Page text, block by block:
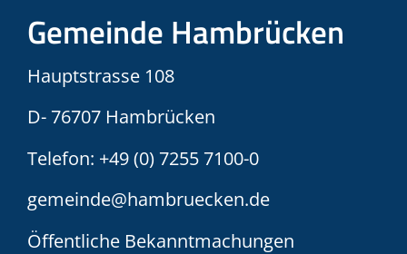
Gemeinde Hambrücken
Hauptstrasse 108
D- 76707 Hambrücken
Telefon: +49 (0) 7255 7100-0
gemeinde@hambruecken.de
Öffentliche Bekanntmachungen